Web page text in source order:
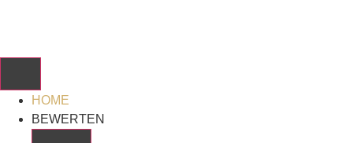
HOME
BEWERTEN